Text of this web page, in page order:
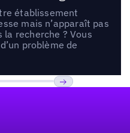
établissement
mais n’apparaît pas
recherche ? Vous
problème de